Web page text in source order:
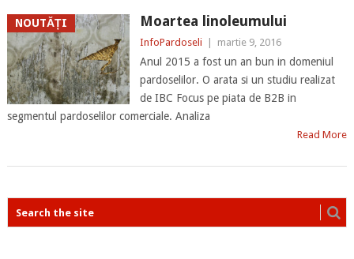
NOUTĂȚI Moartea linoleumului
InfoPardoseli martie 9, 2016
Anul 2015 a fost un an bun in domeniul
pardoselilor. O arata si un studiu realizat
de IBC Focus pe piata de B2B in
segmentul pardoselilor comerciale. Analiza
Read More
POSTS
NAVIGATION